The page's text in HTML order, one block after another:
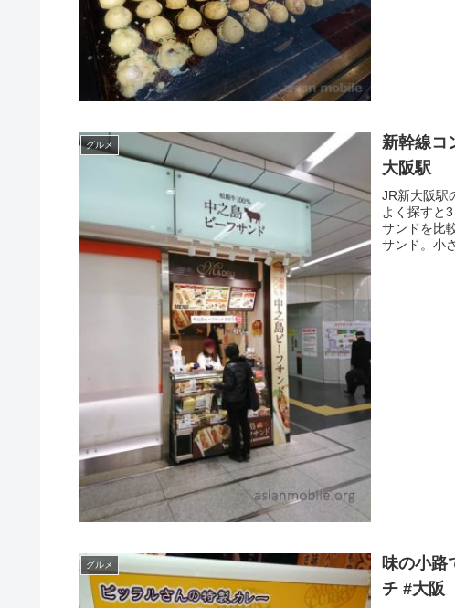
グルメ
新幹線コ
大阪駅
JR新大阪駅
よく探すと
サンドを比
サンド。小
グルメ
味の小路
チ #大阪